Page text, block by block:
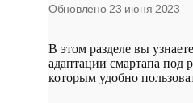
Обновлено 23 июня 2023
В этом разделе вы
адаптации смартапа под
которым удобно